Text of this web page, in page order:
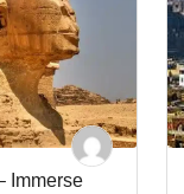
Immerse